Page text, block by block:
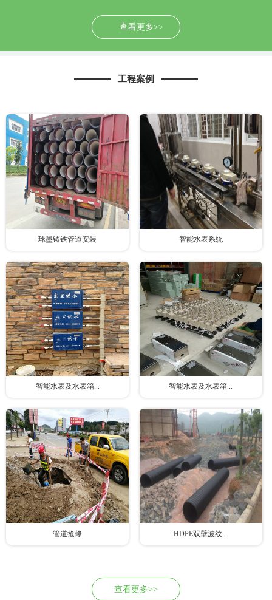
查看更多>>
工程案例
球墨铸铁管道安装 智能水表系统
智能水表及水表箱... 智能水表及水表箱...
管道抢修 HDPE双壁波纹...
查看更多>>